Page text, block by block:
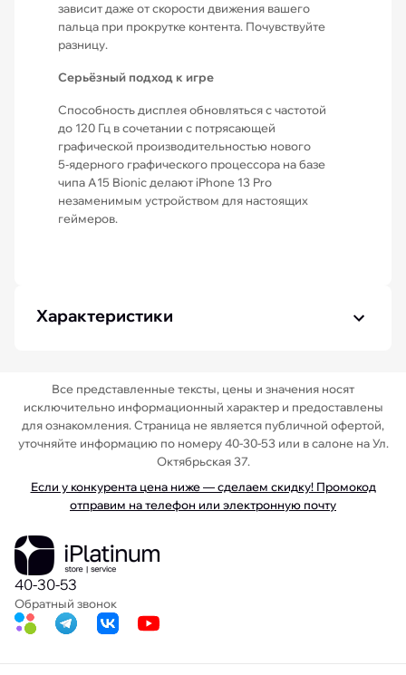
зависит даже от скорости движения вашего
пальца при прокрутке контента. Почувствуйте
разницу.
Серьёзный подход к игре
Способность дисплея обновляться с частотой
до 120 Гц в сочетании с потрясающей
графической производительностью нового
5‑ядерного графического процессора на базе
чипа A15 Bionic делают iPhone 13 Pro
незаменимым устройством для настоящих
геймеров.
Характеристики
Все представленные тексты, цены и значения носят
исключительно информационный характер и предоставлены
для ознакомления. Страница не является публичной офертой,
уточняйте информацию по номеру 40-30-53 или в салоне на Ул.
Октябрьская 37.
Если у конкурента цена ниже — сделаем скидку! Промокод
отправим на телефон или электронную почту
40-30-53
Обратный звонок